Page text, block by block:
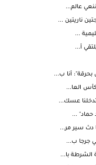
عالم...
أ...
أنا ب...
العا...
عسك...
حماد" ...
دث سير مر...
جرجا ب...
الشرطة با...